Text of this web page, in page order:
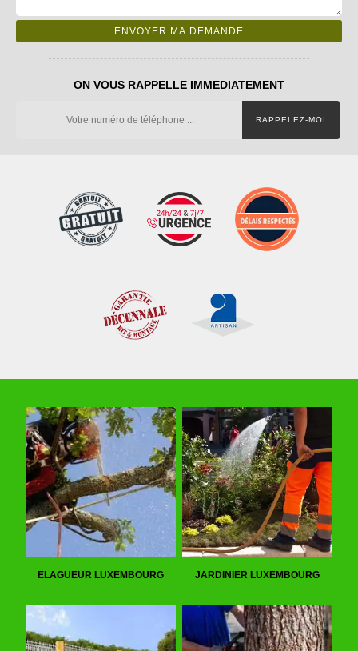
ON VOUS RAPPELLE IMMEDIATEMENT
ELAGUEUR LUXEMBOURG JARDINIER LUXEMBOURG